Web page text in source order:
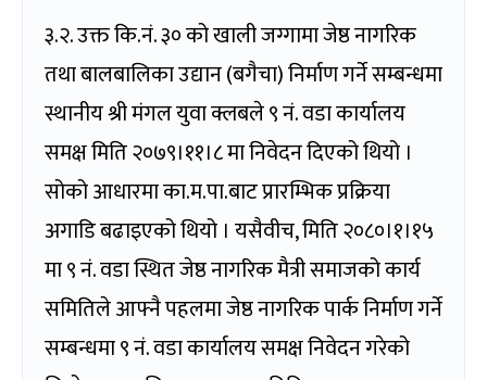
३.२. उक्त कि.नं. ३० को खाली जग्गामा जेष्ठ नागरिक
तथा बालबालिका उद्यान (बगैचा) निर्माण गर्ने सम्बन्धमा
स्थानीय श्री मंगल युवा क्लबले ९ नं. वडा कार्यालय
समक्ष मिति २०७९।११।८ मा निवेदन दिएको थियो ।
सोको आधारमा का.म.पा.बाट प्रारम्भिक प्रक्रिया
अगाडि बढाइएको थियो । यसैवीच, मिति २०८०।१।१५
मा ९ नं. वडा स्थित जेष्ठ नागरिक मैत्री समाजको कार्य
समितिले आफ्नै पहलमा जेष्ठ नागरिक पार्क निर्माण गर्ने
सम्बन्धमा ९ नं. वडा कार्यालय समक्ष निवेदन गरेको